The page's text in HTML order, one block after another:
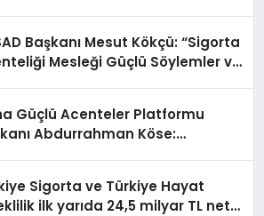
Başkanı Mesut Kökçü: “Sigorta
Mesleği Güçlü Söylemler ve
Güçlü Acenteler Platformu
Abdurrahman Köse:
büyütmeliyiz”
Sigorta ve Türkiye Hayat
ilk yarıda 24,5 milyar TL net